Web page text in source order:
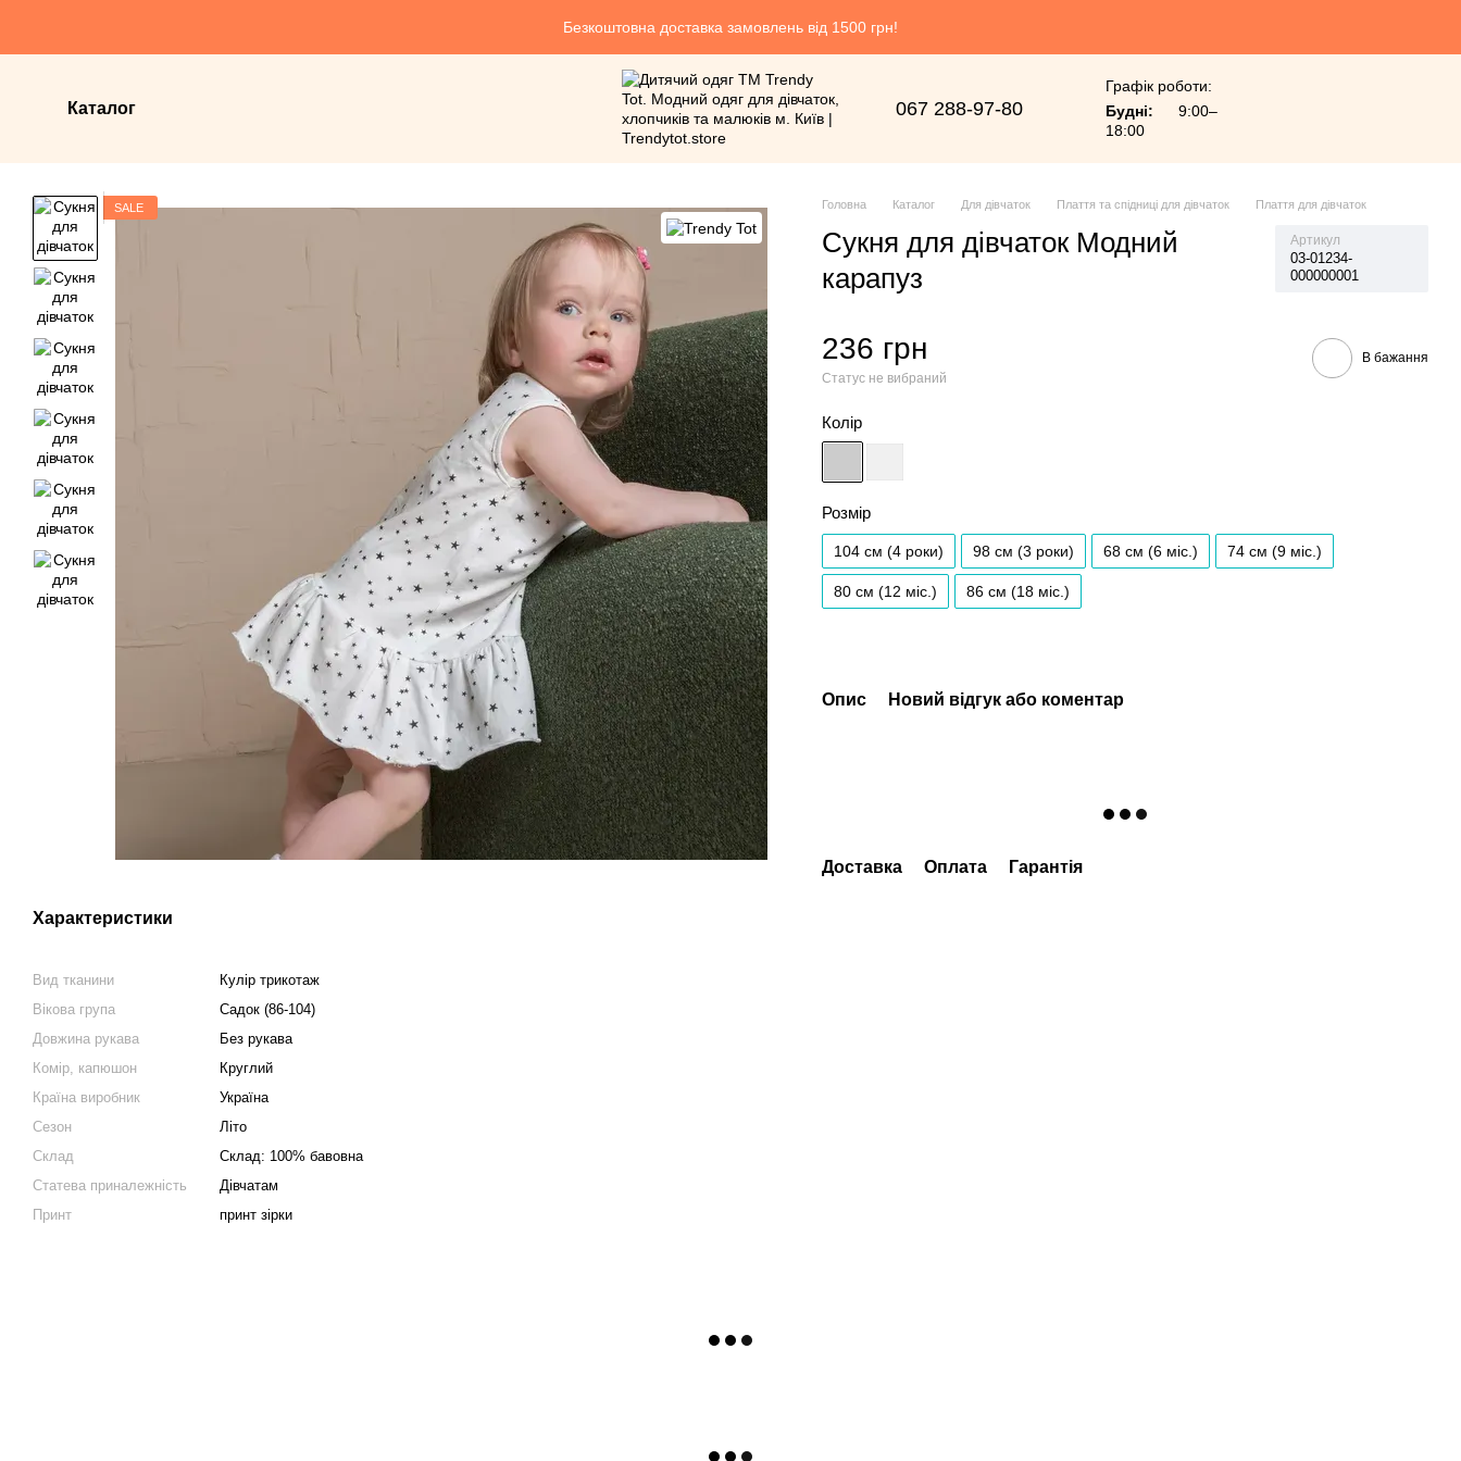
Безкоштовна доставка замовлень від 1500 грн!
Каталог 067 288-97-80
Графік роботи:
Будні:
9:00–
18:00
SALE
Характеристики
Вид тканини
Кулір трикотаж
Вікова група
Садок (86-104)
Довжина рукава
Без рукава
Комір, капюшон
Круглий
Країна виробник
Україна
Сезон
Літо
Склад
Склад: 100% бавовна
Статева приналежність
Дівчатам
Принт
принт зірки
Головна Каталог Для дівчаток Плаття та спідниці для дівчаток Плаття для дівчаток
Сукня для дівчаток Модний
карапуз
Артикул
03-01234-
000000001
236 грн
Статус не вибраний
В бажання
Колір
Розмір
104 см (4 роки) 98 см (3 роки) 68 см (6 мiс.) 74 см (9 мiс.)
80 см (12 мiс.) 86 см (18 мiс.)
Опис Новий відгук або коментар
Доставка Оплата Гарантія